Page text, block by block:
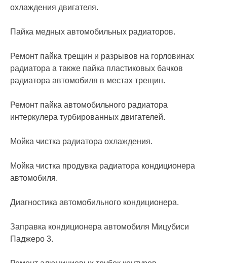
охлаждения двигателя.
Пайка медных автомобильных радиаторов.
Ремонт пайка трещин и разрывов на горловинах
радиатора а также пайка пластиковых бачков
радиатора автомобиля в местах трещин.
Ремонт пайка автомобильного радиатора
интеркулера турбированных двигателей.
Мойка чистка радиатора охлаждения.
Мойка чистка продувка радиатора кондиционера
автомобиля.
Диагностика автомобильного кондиционера.
Заправка кондиционера автомобиля Мицубиси
Паджеро 3.